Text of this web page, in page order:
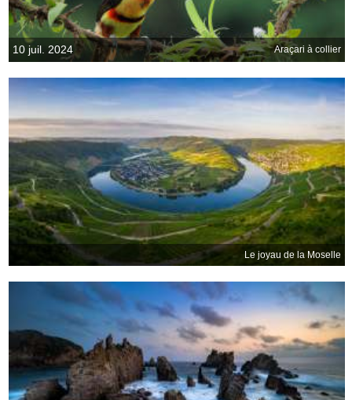
10 juil. 2024 Araçari à collier
Le joyau de la Moselle